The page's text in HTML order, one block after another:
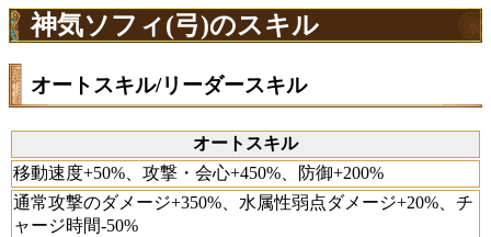
神気ソフィ(弓)のスキル
オートスキル/リーダースキル
オートスキル
移動速度+50%、攻撃・会心+450%、防御+200%
通常攻撃のダメージ+350%、水属性弱点ダメージ+20%、チ
ャージ時間-50%